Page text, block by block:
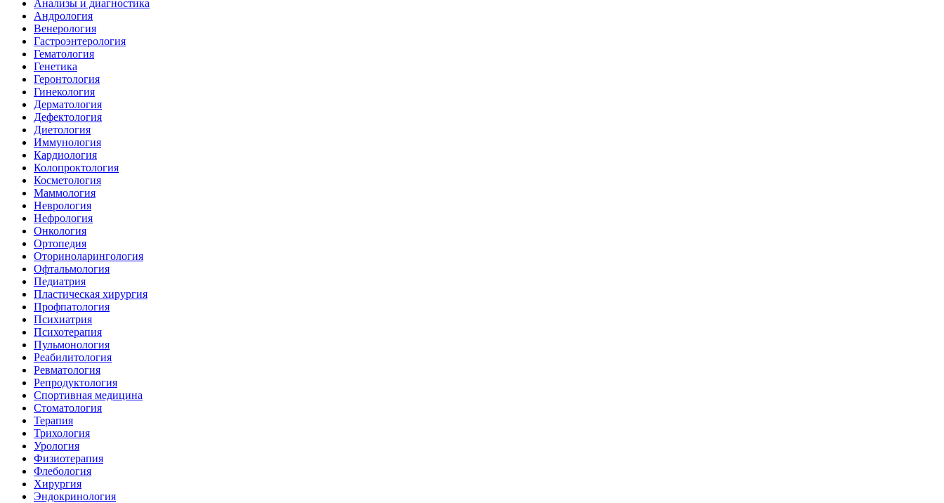
Анализы и диагностика
Андрология
Венерология
Гастроэнтерология
Гематология
Генетика
Геронтология
Гинекология
Дерматология
Дефектология
Диетология
Иммунология
Кардиология
Колопроктология
Косметология
Маммология
Неврология
Нефрология
Онкология
Ортопедия
Оториноларингология
Офтальмология
Педиатрия
Пластическая хирургия
Профпатология
Психиатрия
Психотерапия
Пульмонология
Реабилитология
Ревматология
Репродуктология
Спортивная медицина
Стоматология
Терапия
Трихология
Урология
Физиотерапия
Флебология
Хирургия
Эндокринология